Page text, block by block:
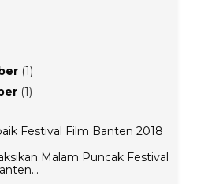
(1)
(1)
Festival Film Banten 2018
Malam Puncak Festival